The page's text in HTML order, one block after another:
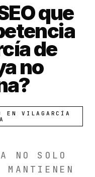
que
de
no
EN VILAGARCÍA
NO SOLO
MANTIENEN